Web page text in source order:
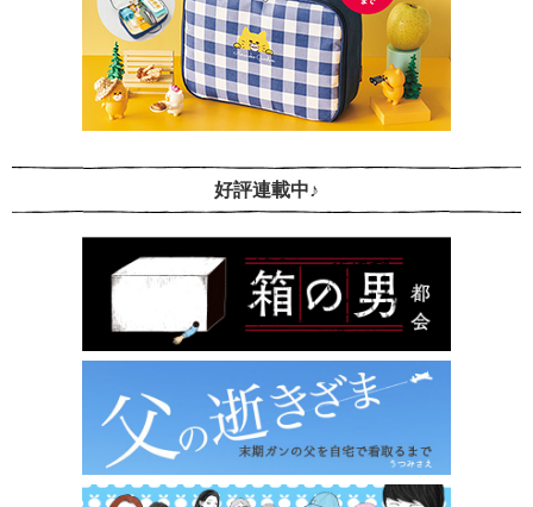
好評連載中♪